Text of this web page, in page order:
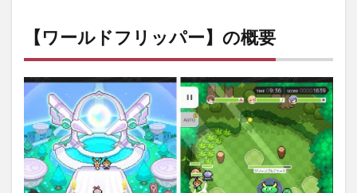
ドフ
リッ
パ
の概
要
1.1
初心
者で
も遊
びや
【ワールドフリッパー】の概要